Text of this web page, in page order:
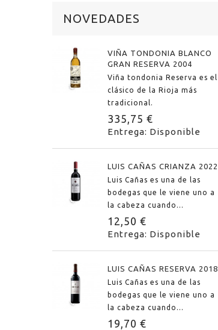
NOVEDADES
VIÑA TONDONIA BLANCO
GRAN RESERVA 2004
Viña tondonia Reserva es el
clásico de la Rioja más
tradicional.
335,75 €
Entrega: Disponible
LUIS CAÑAS CRIANZA 2022
Luis Cañas es una de las
bodegas que le viene uno a
la cabeza cuando...
12,50 €
Entrega: Disponible
LUIS CAÑAS RESERVA 2018
Luis Cañas es una de las
bodegas que le viene uno a
la cabeza cuando...
19,70 €